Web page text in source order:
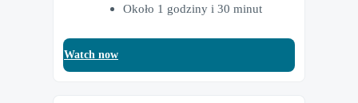
Około 1 godziny i 30 minut
Watch now